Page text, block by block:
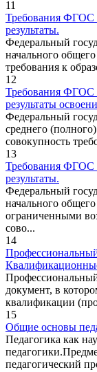
11
Требования ФГОС
результаты.
Федеральный
начального
требования к
12
Требования ФГОС
результаты
Федеральный
среднего
совокупность
13
Требования ФГОС
результаты.
Федеральный
начального
ограниченными
сово...
14
документ, в
квалификации
15
Общие основы
Педагогика как
педагогический